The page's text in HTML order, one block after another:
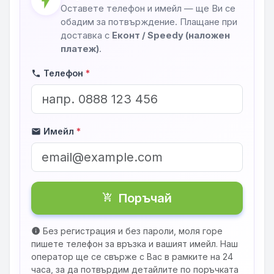
Оставете телефон и имейл — ще Ви се
обадим за потвърждение. Плащане при
доставка с Еконт / Speedy (наложен
платеж).
phone Телефон *
mail Имейл *
shopping_cart_checkout Поръчай
info Без регистрация и без пароли, моля горе
пишете телефон за връзка и вашият имейл. Наш
оператор ще се свърже с Вас в рамките на 24
часа, за да потвърдим детайлите по поръчката